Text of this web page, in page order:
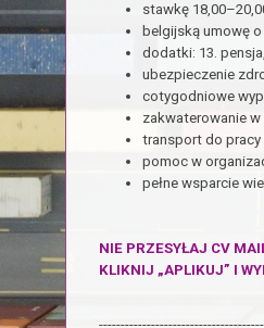
stawkę
belgijską umowę
dodatki: 13.
ubezpieczenie
cotygodniowe
zakwaterowanie
transport do pracy
pomoc w
pełne wsparcie
NIE PRZESYŁAJ CV
KLIKNIJ „APLIKUJ” I